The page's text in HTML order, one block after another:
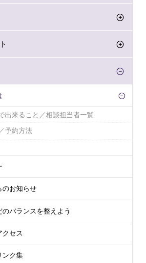
出来ること／相談担当者一覧
予約方法
のお知らせ
のバランスを整えよう
クセス
ンク集